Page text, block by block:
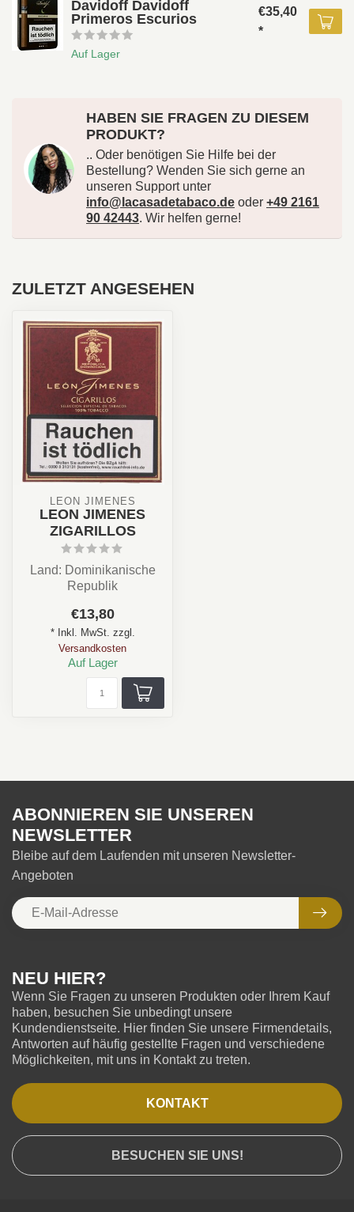
Davidoff Davidoff
Primeros Escurios
Auf Lager
€35,40
*
HABEN SIE FRAGEN ZU DIESEM
PRODUKT?
.. Oder benötigen Sie Hilfe bei der
Bestellung? Wenden Sie sich gerne an
unseren Support unter
info@lacasadetabaco.de oder +49 2161
90 42443. Wir helfen gerne!
ZULETZT ANGESEHEN
LEON JIMENES
LEON JIMENES
ZIGARILLOS
Land: Dominikanische
Republik
Länge: 7,90 cm
Duschmesser: 0,78...
€13,80
* Inkl. MwSt. zzgl.
Versandkosten
Auf Lager
NEU HIER?
Wenn Sie Fragen zu unseren Produkten oder Ihrem Kauf
haben, besuchen Sie unbedingt unsere
Kundendienstseite. Hier finden Sie unsere Firmendetails,
Antworten auf häufig gestellte Fragen und verschiedene
Möglichkeiten, mit uns in Kontakt zu treten.
KONTAKT
BESUCHEN SIE UNS!
ABONNIEREN SIE UNSEREN
NEWSLETTER
Bleibe auf dem Laufenden mit unseren Newsletter-
Angeboten